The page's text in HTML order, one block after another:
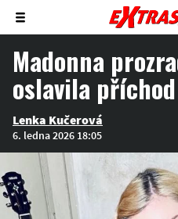
Zobrazit/skrýt
menu
Madonna
oslavila
Lenka Kučerová
6. ledna 2026 18:05